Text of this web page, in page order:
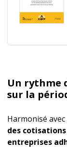
Un rythme
sur la
Harmonisé
des
entreprises